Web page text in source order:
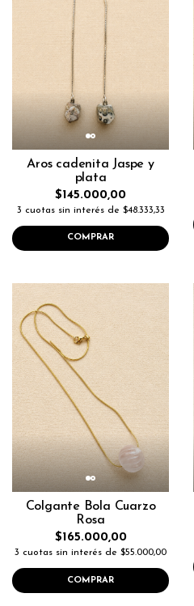
Aros cadenita Jaspe y
plata
$145.000,00
3 cuotas sin interés de $48.333,33
COMPRAR
Colgante Bola Cuarzo
Rosa
$165.000,00
3 cuotas sin interés de $55.000,00
COMPRAR